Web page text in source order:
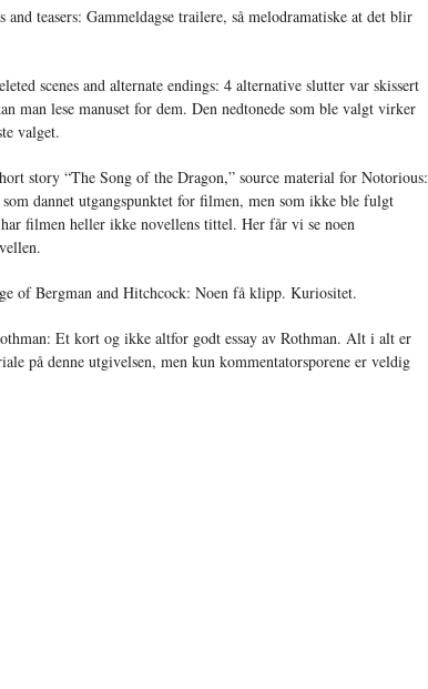
teasers: Gammeldagse trailere, så melodramatiske at det blir
scenes and alternate endings: 4 alternative slutter var skissert
man lese manuset for dem. Den nedtonede som ble valgt virker
valget.
story “The Song of the Dragon,” source material for Notorious:
dannet utgangspunktet for filmen, men som ikke ble fulgt
filmen heller ikke novellens tittel. Her får vi se noen
of Bergman and Hitchcock: Noen få klipp. Kuriositet.
Et kort og ikke altfor godt essay av Rothman. Alt i alt er
på denne utgivelsen, men kun kommentatorsporene er veldig